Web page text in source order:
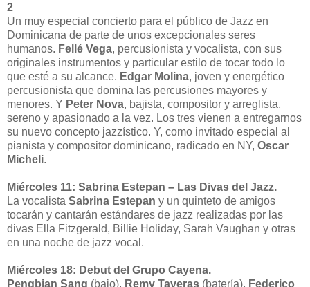
2
Un muy especial concierto para el público de Jazz en
Dominicana de parte de unos excepcionales seres
humanos. Fellé Vega, percusionista y vocalista, con sus
originales instrumentos y particular estilo de tocar todo lo
que esté a su alcance. Edgar Molina, joven y energético
percusionista que domina las percusiones mayores y
menores. Y Peter Nova, bajista, compositor y arreglista,
sereno y apasionado a la vez. Los tres vienen a entregarnos
su nuevo concepto jazzístico. Y, como invitado especial al
pianista y compositor dominicano, radicado en NY, Oscar
Micheli.
Miércoles 11: Sabrina Estepan – Las Divas del Jazz.
La vocalista Sabrina Estepan y un quinteto de amigos
tocarán y cantarán estándares de jazz realizadas por las
divas Ella Fitzgerald, Billie Holiday, Sarah Vaughan y otras
en una noche de jazz vocal.
Miércoles 18: Debut del Grupo Cayena.
Pengbian Sang (bajo), Remy Taveras (batería), Federico